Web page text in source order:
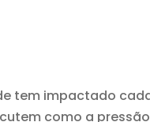
tem impactado
como a